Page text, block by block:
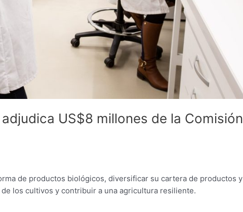
US$8 millones de la Comisión
de productos biológicos, diversificar su cartera de productos y
los cultivos y contribuir a una agricultura resiliente.